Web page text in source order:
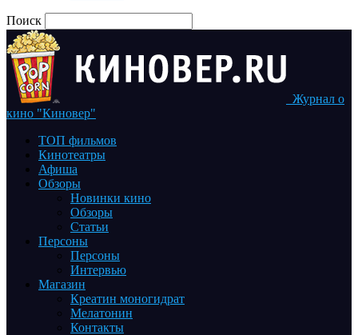
Поиск
Журнал о
кино "Киновер"
ТОП фильмов
Кинотеатры
Афиша
Обзоры
Новинки кино
Обзоры
Статьи
Персоны
Персоны
Интервью
Магазин
Креатин моногидрат
Мелатонин
Контакты